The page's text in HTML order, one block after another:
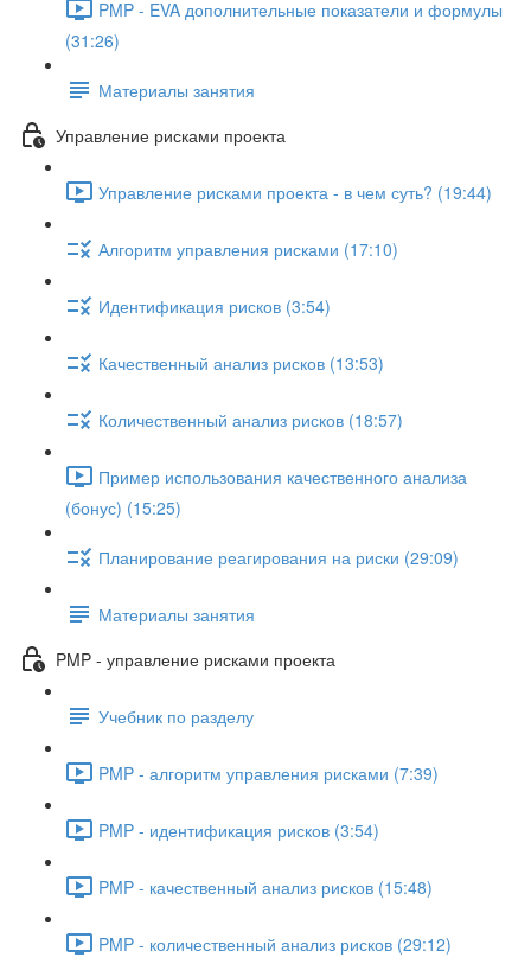
PMP - EVA дополнительные показатели и формулы
(31:26)
Материалы занятия
Управление рисками проекта
Управление рисками проекта - в чем суть? (19:44)
Алгоритм управления рисками (17:10)
Идентификация рисков (3:54)
Качественный анализ рисков (13:53)
Количественный анализ рисков (18:57)
Пример использования качественного анализа
(бонус) (15:25)
Планирование реагирования на риски (29:09)
Материалы занятия
PMP - управление рисками проекта
Учебник по разделу
PMP - алгоритм управления рисками (7:39)
PMP - идентификация рисков (3:54)
PMP - качественный анализ рисков (15:48)
PMP - количественный анализ рисков (29:12)